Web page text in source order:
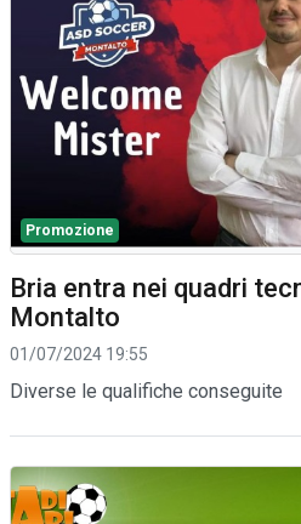
Promozione
Bria entra nei quadri
Montalto
01/07/2024 19:55
Diverse le qualifiche conseguite